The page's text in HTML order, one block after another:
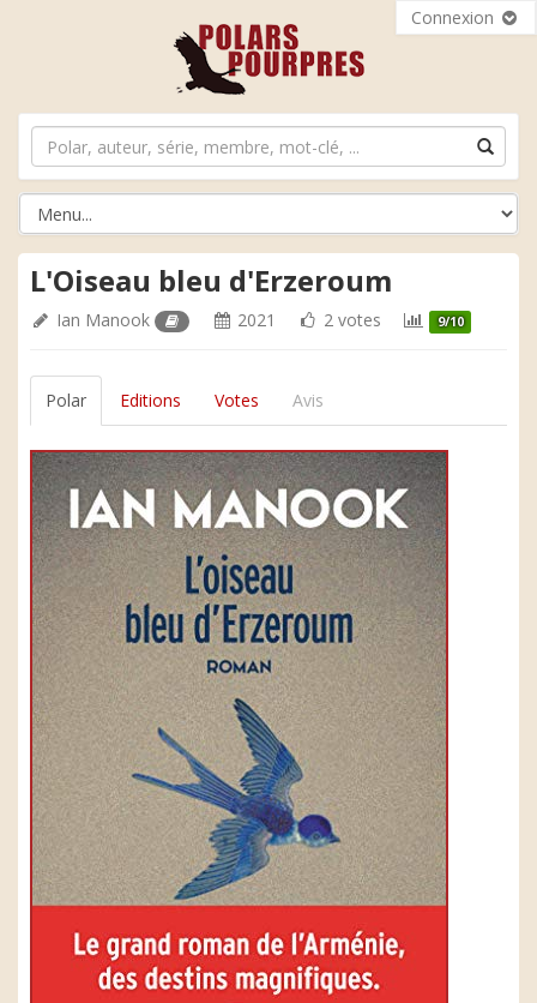
Connexion
L'Oiseau bleu d'Erzeroum
Ian Manook 2021 2 votes 9/10
Polar Editions Votes Avis